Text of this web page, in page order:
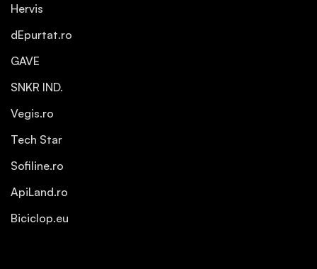
Hervis
dEpurtat.ro
GAVE
SNKR IND.
Vegis.ro
Tech Star
Sofiline.ro
ApiLand.ro
Biciclop.eu